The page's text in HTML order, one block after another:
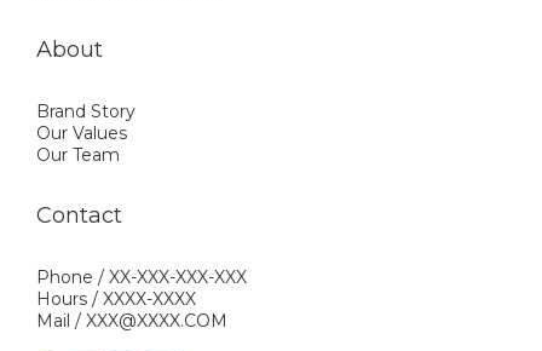
About
Brand Story
Our Values
Our Team
Contact
Phone / XX-XXX-XXX-XXX
Hours / XXXX-XXXX
Mail / XXX@XXXX.COM